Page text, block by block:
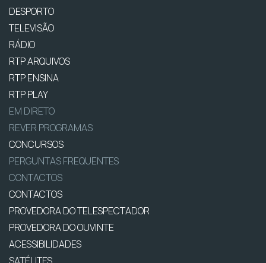
DESPORTO
TELEVISÃO
RÁDIO
RTP ARQUIVOS
RTP ENSINA
RTP PLAY
EM DIRETO
REVER PROGRAMAS
CONCURSOS
PERGUNTAS FREQUENTES
CONTACTOS
CONTACTOS
PROVEDORA DO TELESPECTADOR
PROVEDORA DO OUVINTE
ACESSIBILIDADES